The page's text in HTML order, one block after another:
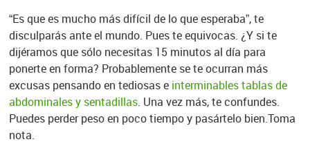
“Es que es mucho más difícil de lo que esperaba”, te
disculparás ante el mundo. Pues te equivocas. ¿Y si te
dijéramos que sólo necesitas 15 minutos al día para
ponerte en forma? Probablemente se te ocurran más
excusas pensando en tediosas e interminables tablas de
abdominales y sentadillas. Una vez más, te confundes.
Puedes perder peso en poco tiempo y pasártelo bien.Toma
nota.